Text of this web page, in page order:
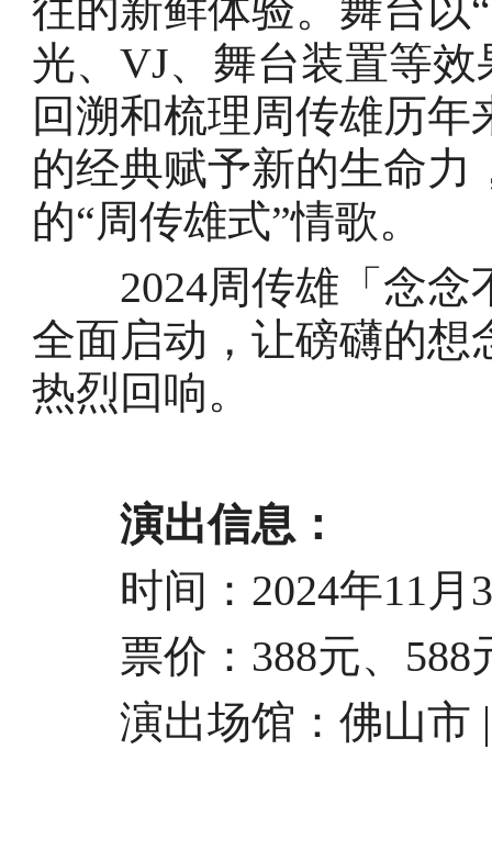
往的新鲜体验。舞台以
光、VJ、舞台装置等
回溯和梳理周传雄历
的经典赋予新的生命
的“周传雄式”情歌。
2024周传雄「念念
全面启动，让磅礴的想
热烈回响。
演出信息：
时间：2024年11月
票价：388元、588
演出场馆：佛山市